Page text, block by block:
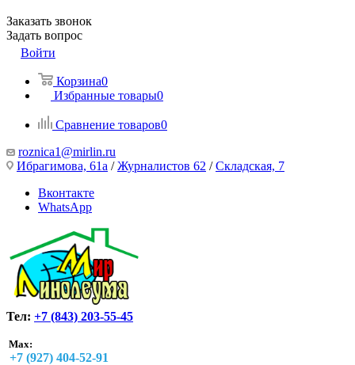
Заказать звонок
Задать вопрос
Войти
Корзина0
Избранные товары0
Сравнение товаров0
roznica1@mirlin.ru
Ибрагимова, 61а /Журналистов 62 /Складская, 7
Вконтакте
WhatsApp
Тел: +7 (843) 203-55-45
Max:
+7 (927) 404-52-91